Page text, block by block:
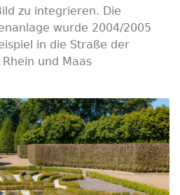
zu integrieren. Die
wurde 2004/2005
in die Straße der
und Maas